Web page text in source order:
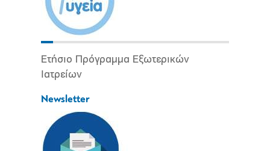
Ετήσιο Πρόγραμμα Εξωτερικών
Ιατρείων
Newsletter